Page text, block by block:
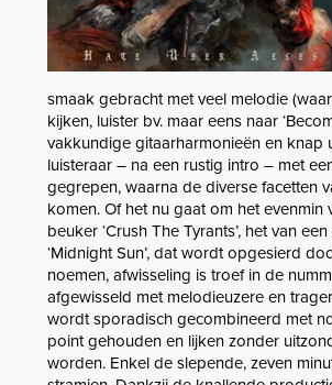
smaak gebracht met veel melodie
kijken, luister bv. maar eens naar
vakkundige gitaarharmonieën en
luisteraar – na een rustig intro – met
gegrepen, waarna de diverse facetten
komen. Of het nu gaat om het evenmin
beuker ‘Crush The Tyrants’, het van
‘Midnight Sun’, dat wordt opgesierd
noemen, afwisseling is troef in de
afgewisseld met melodieuzere en
wordt sporadisch gecombineerd met
point gehouden en lijken zonder
worden. Enkel de slepende, zeven